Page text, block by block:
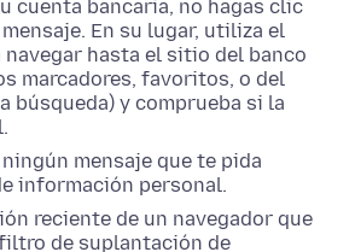
cuenta bancaria, no hagas clic
En su lugar, utiliza el
hasta el sitio del banco
marcadores, favoritos, o del
búsqueda) y comprueba si la
mensaje que te pida
información personal.
reciente de un navegador que
de suplantación de